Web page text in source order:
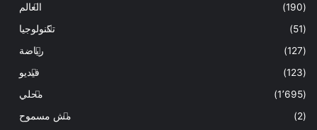
العالم
(190)
تكنولوجيا
(51)
رياضة
(127)
فيديو
(123)
محلي
(1٬695)
مش مسموح
(2)